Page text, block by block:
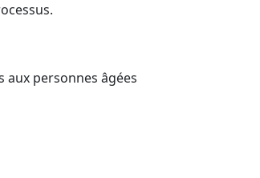
aux personnes âgées